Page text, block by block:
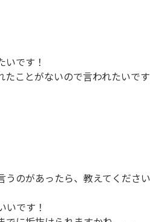
です！
ことがないので言われたいです
のがあったら、教えてください
です！